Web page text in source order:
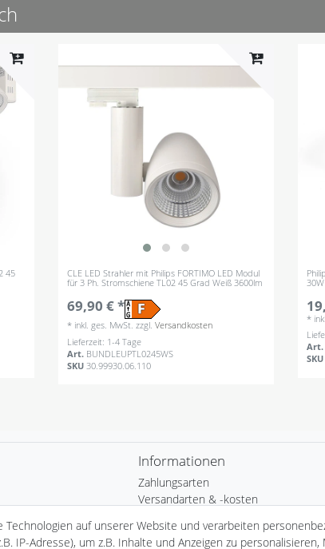
45
CLE LED Strahler mit Philips FORTIMO LED Modul
für 3 Ph. Stromschiene TL02 45 Grad Weiß 3600lm
69,90 € *
* inkl. ges. MwSt. zzgl.Versandkosten
Lieferzeit: 1-4 Tage
Art. BUNDLEUPTL0245WS
SKU 30.99930.06.110
*
Art.
Informationen
Zahlungsarten
Versandarten & -kosten
Technologien auf unserer Website und verarbeiten
IP-Adresse), um z.B. Inhalte und Anzeigen zu personalisieren,